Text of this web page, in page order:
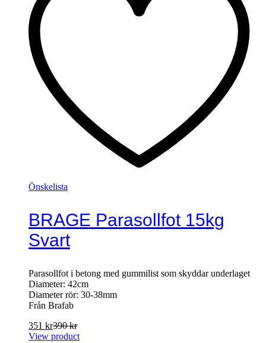
Önskelista
BRAGE Parasollfot 15kg
Svart
Parasollfot i betong med gummilist som skyddar underlaget
Diameter: 42cm
Diameter rör: 30-38mm
Från Brafab
351 kr390kr
View product